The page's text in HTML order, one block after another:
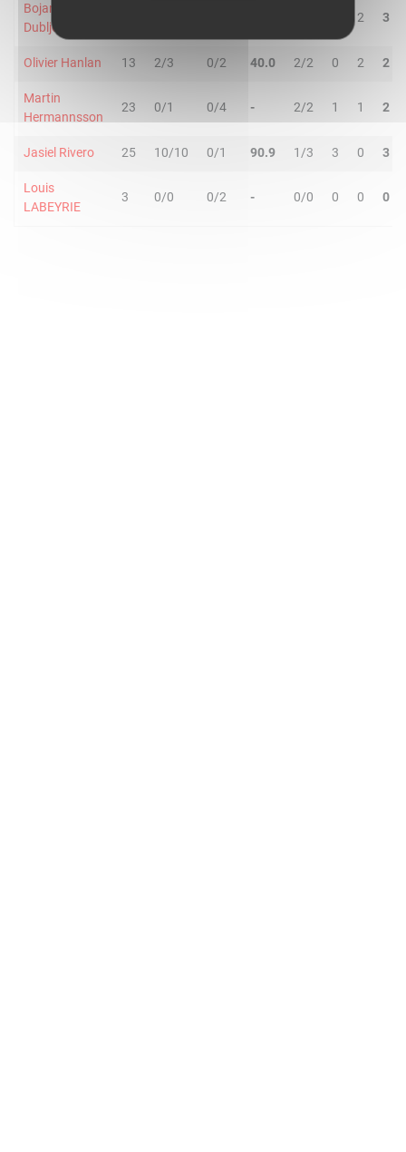
Bojan
Dubljevic
2 3
Olivier Hanlan 13 2/3 0/2 40.0 2/2 0 2 2
Martin
Hermannsson
23 0/1 0/4 - 2/2 1 1 2
Jasiel Rivero 25 10/10 0/1 90.9 1/3 3 0 3
Louis
LABEYRIE
3 0/0 0/2 - 0/0 0 0 0